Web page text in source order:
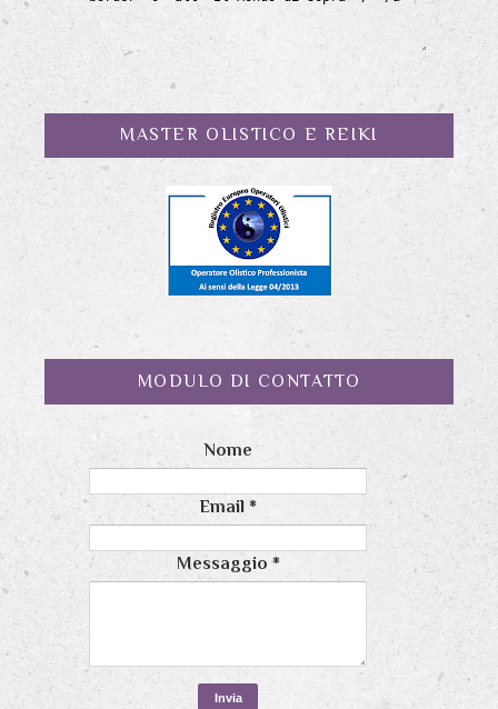
MASTER OLISTICO E REIKI
MODULO DI CONTATTO
Nome
Email*
Messaggio*